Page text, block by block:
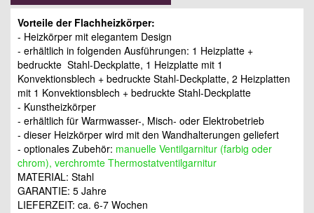
Vorteile der Flachheizkörper:
- Heizkörper mit elegantem Design
- erhältlich in folgenden Ausführungen: 1 Heizplatte +
bedruckte Stahl-Deckplatte, 1 Heizplatte mit 1
Konvektionsblech + bedruckte Stahl-Deckplatte, 2 Heizplatten
mit 1 Konvektionsblech + bedruckte Stahl-Deckplatte
- Kunstheizkörper
- erhältlich für Warmwasser-, Misch- oder Elektrobetrieb
- dieser Heizkörper wird mit den Wandhalterungen geliefert
- optionales Zubehör: manuelle Ventilgarnitur (farbig oder
chrom), verchromte Thermostatventilgarnitur
MATERIAL: Stahl
GARANTIE: 5 Jahre
LIEFERZEIT: ca. 6-7 Wochen